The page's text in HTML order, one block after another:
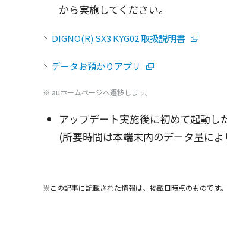
から実施 してください。
DIGNO(R) SX3 KYG02 取扱説明書
データお預かりアプリ
※ auホームページへ遷移します。
アップデート実施後に初めて起動 し
(所要時間は本端末内のデータ量によ
※この記事に記載された情報は、掲載日時点のものです